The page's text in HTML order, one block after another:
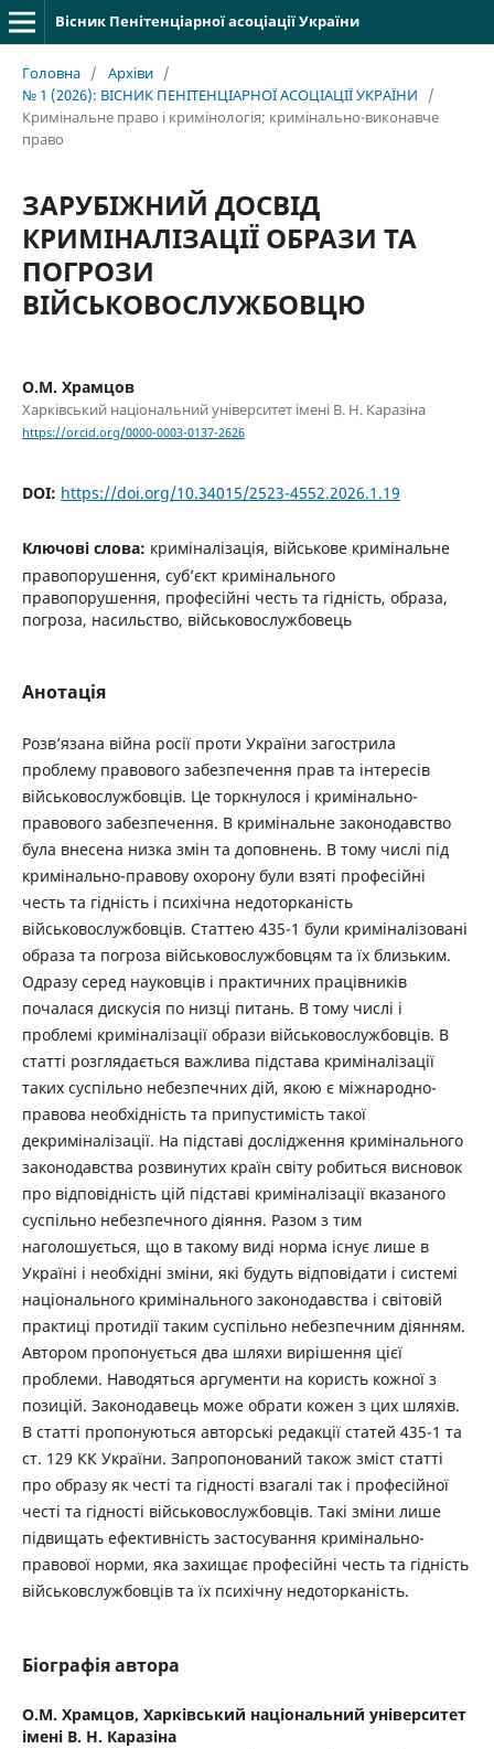
Вісник Пенітенціарної асоціації України
Головна / Архіви /
№ 1 (2026): ВІСНИК ПЕНІТЕНЦІАРНОЇ АСОЦІАЦІЇ УКРАЇНИ
/
Кримінальне право і кримінологія; кримінально-виконавче
право
ЗАРУБІЖНИЙ ДОСВІД
КРИМІНАЛІЗАЦІЇ ОБРАЗИ ТА
ПОГРОЗИ
ВІЙСЬКОВОСЛУЖБОВЦЮ
О.М. Храмцов
Харківський національний університет імені В. Н. Каразіна
https://orcid.org/0000-0003-0137-2626
DOI: https://doi.org/10.34015/2523-4552.2026.1.19
Ключові слова: криміналізація, військове кримінальне
правопорушення, суб’єкт кримінального
правопорушення, професійні честь та гідність, образа,
погроза, насильство, військовослужбовець
Анотація
Розв’язана війна росії проти України загострила
проблему правового забезпечення прав та інтересів
військовослужбовців. Це торкнулося і кримінально-
правового забезпечення. В кримінальне законодавство
була внесена низка змін та доповнень. В тому числі під
кримінально-правову охорону були взяті професійні
честь та гідність і психічна недоторканість
військовослужбовців. Статтею 435-1 були криміналізовані
образа та погроза військовослужбовцям та їх близьким.
Одразу серед науковців і практичних працівників
почалася дискусія по низці питань. В тому числі і
проблемі криміналізації образи військовослужбовців. В
статті розглядається важлива підстава криміналізації
таких суспільно небезпечних дій, якою є міжнародно-
правова необхідність та припустимість такої
декриміналізації. На підставі дослідження кримінального
законодавства розвинутих країн світу робиться висновок
про відповідність цій підставі криміналізації вказаного
суспільно небезпечного діяння. Разом з тим
наголошується, що в такому виді норма існує лише в
Україні і необхідні зміни, які будуть відповідати і системі
національного кримінального законодавства і світовій
практиці протидії таким суспільно небезпечним діянням.
Автором пропонується два шляхи вирішення цієї
проблеми. Наводяться аргументи на користь кожної з
позицій. Законодавець може обрати кожен з цих шляхів.
В статті пропонуються авторські редакції статей 435-1 та
ст. 129 КК України. Запропонований також зміст статті
про образу як честі та гідності взагалі так і професійної
честі та гідності військовослужбовців. Такі зміни лише
підвищать ефективність застосування кримінально-
правової норми, яка захищає професійні честь та гідність
військовслужбовців та їх психічну недоторканість.
Біографія автора
О.М. Храмцов, Харківський національний університет
імені В. Н. Каразіна